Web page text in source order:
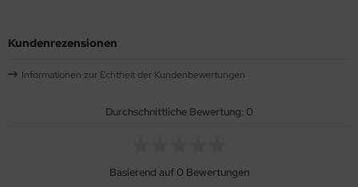
Kundenrezensionen
Informationen zur Echtheit der Kundenbewertungen
Durchschnittliche Bewertung: 0
Basierend auf 0 Bewertungen